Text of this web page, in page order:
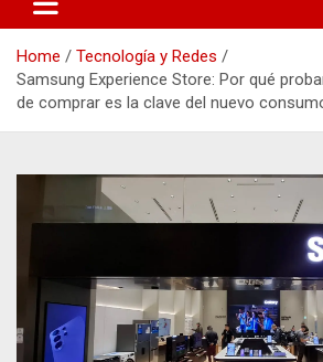
Home
Tecnología y Redes
Samsung Experience Store: Por qué
de comprar es la clave del nuevo